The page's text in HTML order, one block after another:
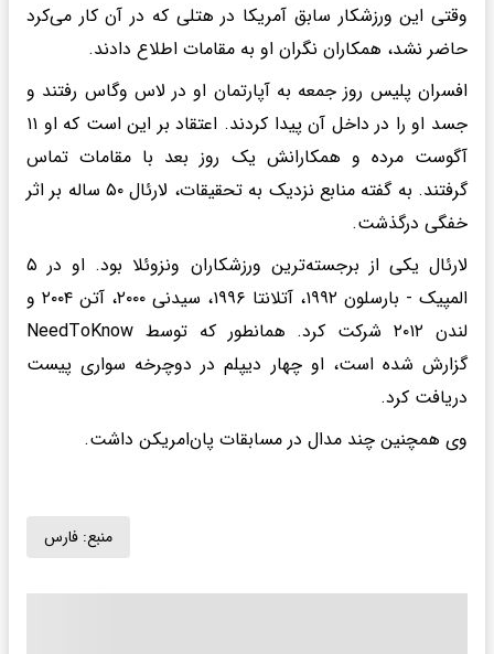
وقتی این ورزشکار سابق آمریکا در هتلی که در آن کار می‌کرد
حاضر نشد، همکاران نگران او به مقامات اطلاع دادند.
افسران پلیس روز جمعه به آپارتمان او در لاس وگاس رفتند و
جسد او را در داخل آن پیدا کردند. اعتقاد بر این است که او ۱۱
آگوست مرده و همکارانش یک روز بعد با مقامات تماس
گرفتند. به گفته منابع نزدیک به تحقیقات، لارئال ۵۰ ساله بر اثر
خفگی درگذشت.
لارئال یکی از برجسته‌ترین ورزشکاران ونزوئلا بود. او در ۵
المپیک - بارسلون ۱۹۹۲، آتلانتا ۱۹۹۶، سیدنی ۲۰۰۰، آتن ۲۰۰۴ و
لندن ۲۰۱۲ شرکت کرد. همانطور که توسط NeedToKnow
گزارش شده است، او چهار دیپلم در دوچرخه سواری پیست
دریافت کرد.
وی همچنین چند مدال در مسابقات پان‌امریکن داشت.
منبع: فارس